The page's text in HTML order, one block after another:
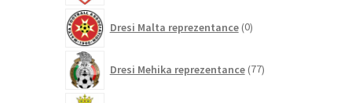
Dresi Malta reprezentance 0izdelkov
Dresi Mehika reprezentance 77izdelkov